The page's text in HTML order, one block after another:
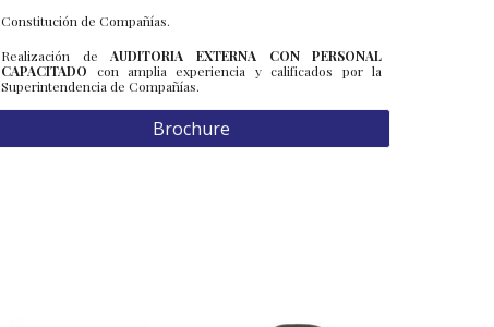
Constitución de Compañías.
Realización deAUDITORIA EXTERNA CON PERSONAL
CAPACITADO con amplia experiencia y calificados por la
Superintendencia de Compañías.
Brochure